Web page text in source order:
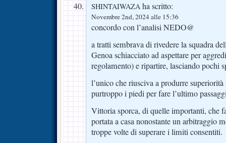
SHINTAIWAZA ha scritto:
Novembre 2nd, 2024 alle 15:36
concordo con l’analisi NEDO@
a tratti sembrava di rivedere la squadra
Genoa schiacciato ad aspettare per
regolamento) e ripartire, lasciando pochi
l’unico che riusciva a produrre
purtroppo i piedi per fare l’ultimo
Vittoria sporca, di quelle importanti, che
portata a casa nonostante un arbitraggio
troppe volte di superare i limiti consentiti.